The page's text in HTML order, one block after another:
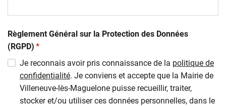
Règlement Général sur la Protection des Données
(RGPD) (obligatoire)
*
Je reconnais avoir pris connaissance de la politique de
confidentialité. Je conviens et accepte que la Mairie de
Villeneuve-lès-Maguelone puisse recueillir, traiter,
stocker et/ou utiliser ces données personnelles, dans le